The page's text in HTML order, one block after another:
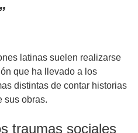
latinas suelen realizarse
que ha llevado a los
distintas de contar historias
sus obras.
traumas sociales